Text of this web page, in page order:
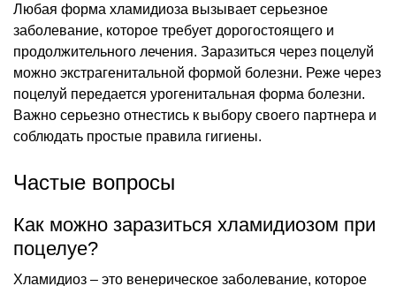
Любая форма хламидиоза вызывает серьезное
заболевание, которое требует дорогостоящего и
продолжительного лечения. Заразиться через поцелуй
можно экстрагенитальной формой болезни. Реже через
поцелуй передается урогенитальная форма болезни.
Важно серьезно отнестись к выбору своего партнера и
соблюдать простые правила гигиены.
Частые вопросы
Как можно заразиться хламидиозом при
поцелуе?
Хламидиоз – это венерическое заболевание, которое